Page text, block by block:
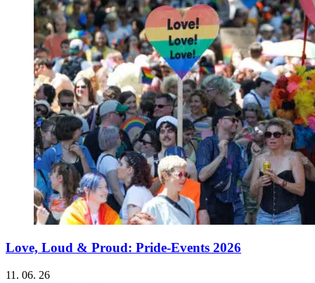
Love, Loud & Proud: Pride-Events 2026
11. 06. 26